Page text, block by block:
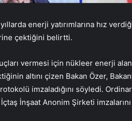
enerji yatırımlarına hız
çektiğini belirtti.
vermesi için nükleer enerji
altını çizen Bakan Özer,
imzaladığını söyledi.
İnşaat Anonim Şirketi imzalarını